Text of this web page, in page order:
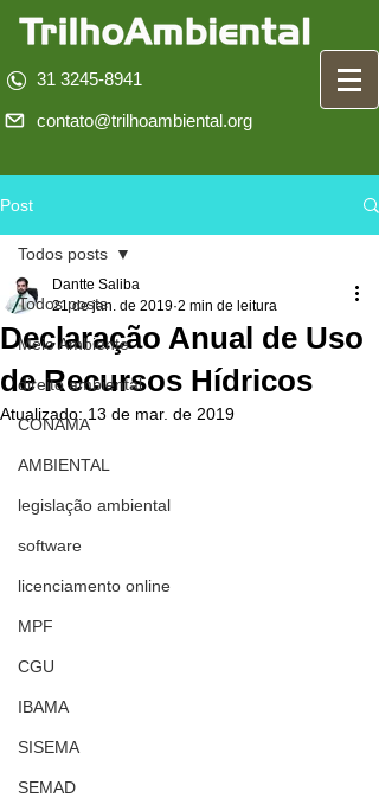
31 3245-8941
contato@trilhoambiental.org
Post
Todos posts
Meio Ambiente
direito ambiental
CONAMA
AMBIENTAL
legislação ambiental
software
licenciamento online
MPF
CGU
IBAMA
SISEMA
SEMAD
Todos posts
Declaração Anual de Uso
de Recursos Hídricos
Dantte Saliba
21 de jan. de 2019 2 min de leitura
Atualizado: 13 de mar. de 2019